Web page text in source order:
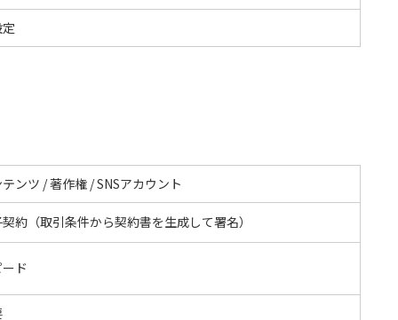
ンツ / 著作権 / SNSアカウント
約（取引条件から契約書を生成して署名）
ド